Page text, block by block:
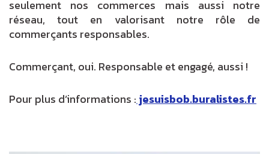
seulement nos commerces mais aussi notre
réseau, tout en valorisant notre rôle de
commerçants responsables.
Commerçant, oui. Responsable et engagé, aussi !
Pour plus d’informations : jesuisbob.buralistes.fr